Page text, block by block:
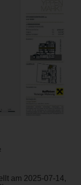
am 2025-07-14,